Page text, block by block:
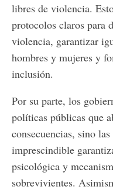
libres de violencia.
protocolos claros para
violencia, garantizar
hombres y mujeres y
inclusión.
Por su parte, los
políticas públicas que
consecuencias, sino
imprescindible
psicológica y
sobrevivientes.